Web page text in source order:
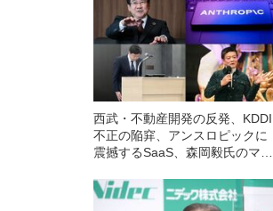
西武・不動産開発の反発、KDDI
不正の陥穽、アンスロピックに
震撼するSaaS、森岡毅氏のマー
ら”か【今月の丸の内コンフィデ
ンシャル】